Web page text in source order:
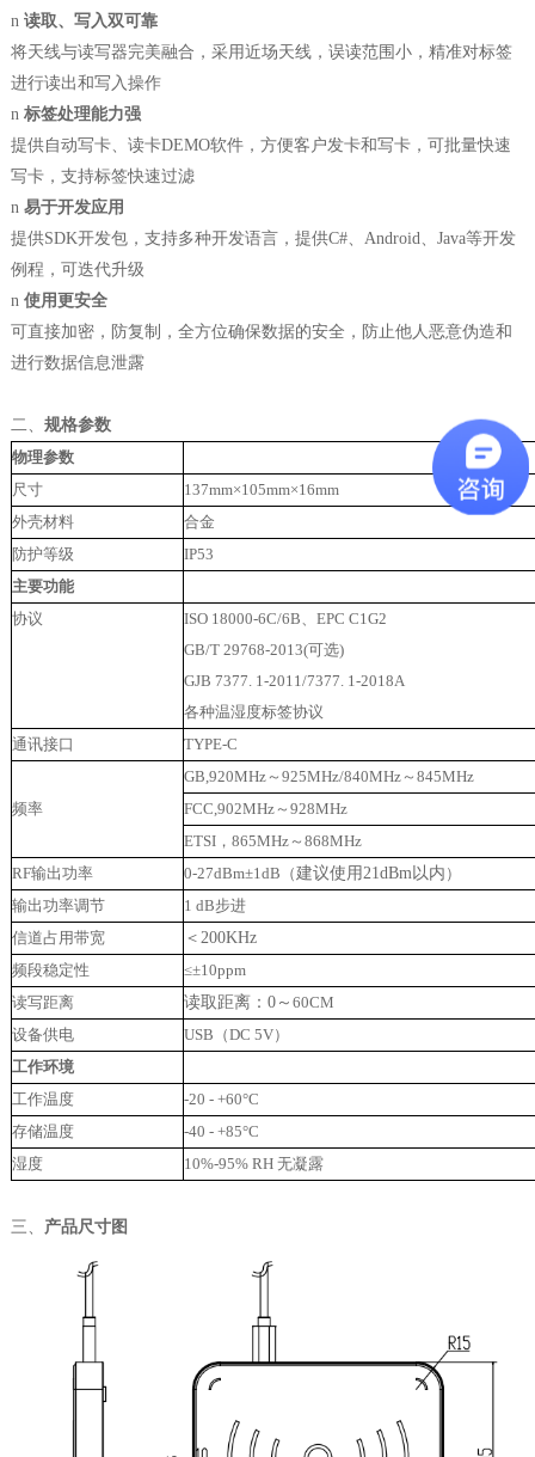
n 读取、写入双可靠
将天线与读写器完美融合，采用近场天线，误读范围小，精准对标签
进行读出和写入操作
n 标签处理能力强
提供自动写卡、读卡DEMO软件，方便客户发卡和写卡，可批量快速
写卡，支持标签快速过滤
n 易于开发应用
提供SDK开发包，支持多种开发语言，提供C#、 Android Java等开发
例程，可迭代升级
n 使用更安全
可直接加密，防复制，全方位确保数据的安全，防止他人恶意伪造和
进行数据信息泄露
二、 规格参数
物理参数
尺寸
1 37mm×1 05mm×16mm
外壳材料
合金
防护等级
IP53
主要功能
协议
ISO 18000-6C/6B、EPC C1G2
GB/T 29768-2013(可选)
GJB 7377. 1-2011/7377. 1-2018A
各种温湿度标签协议
通讯接口
TYPE-C
频率
GB,920MHz～925MHz/840MHz～ 845MHz
FCC,902MHz～928MHz
ETSI，865MHz～868MHz
RF输出功率
0-27dBm±1dB （建议使用 21dBm以内 ）
输出功率调节
1 dB步进
信道占用带宽
＜ 200KHz
频段稳定性
≤±10ppm
读写距离 读取距离： 0～ 60CM
设备供电
USB（DC 5V）
工作环境
工作温度
-20 - +60°C
存储温度
-40 - +85°C
湿度
10%-95% RH 无凝露
三、 产品尺寸图